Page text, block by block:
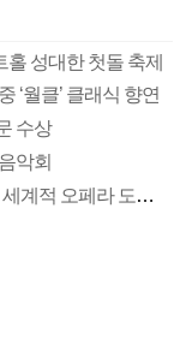
성대한 첫돌 축제
‘월클’ 클래식 향연
수상
악회
160분도 짧았던 정명훈의 ‘카르멘’…“부산, 세계적 오페라 도시로”